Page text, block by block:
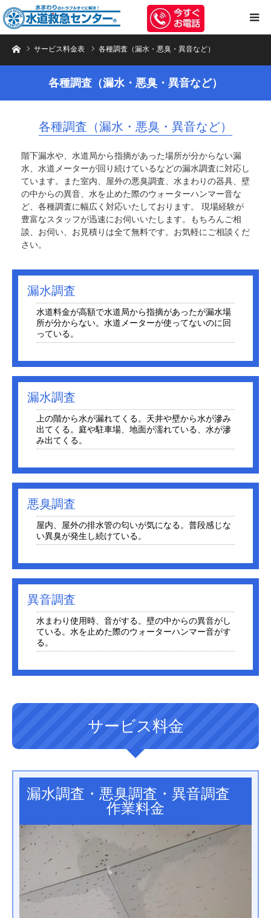
トイレのつまり・水漏れ等、水まわりのトラブルは水道救急センターへお任
サービス料金表 各種調査（漏水・悪臭・異音など）
各種調査（漏水・悪臭・異音など）
各種調査（漏水・悪臭・異音など）
階下漏水や、水道局から指摘があった場所が分からない漏
水、水道メーターが回り続けているなどの漏水調査に対応し
ています。また室内、屋外の悪臭調査、水まわりの器具、壁
の中からの異音、水を止めた際のウォーターハンマー音な
ど、各種調査に幅広く対応いたしております。 現場経験が
豊富なスタッフが迅速にお伺いいたします。もちろんご相
談、お伺い、お見積りは全て無料です。お気軽にご相談くだ
さい。
漏水調査
水道料金が高額で水道局から指摘があったが漏水場
所が分からない。水道メーターが使ってないのに回
っている。
漏水調査
上の階から水が漏れてくる。天井や壁から水が滲み
出てくる。庭や駐車場、地面が濡れている、水が滲
み出てくる。
悪臭調査
屋内、屋外の排水管の匂いが気になる。普段感じな
い異臭が発生し続けている。
異音調査
水まわり使用時、音がする。壁の中からの異音がし
ている。水を止めた際のウォーターハンマー音がす
る。
サービス料金
漏水調査・悪臭調査・異音調査
作業料金